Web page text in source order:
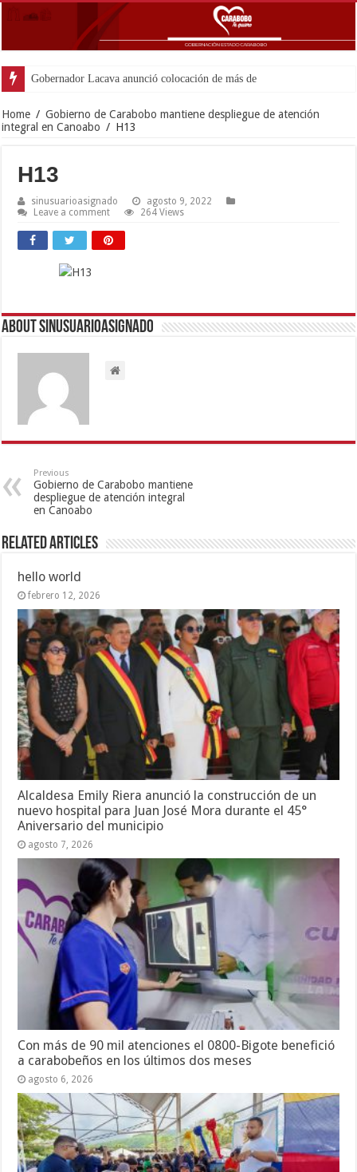
Gobernador Lacava anunció colocación de más de mil 500 tonela
Home / Gobierno de Carabobo mantiene despliegue de atención
integral en Canoabo / H13
H13
sinusuarioasignado
agosto 9, 2022
Leave a comment
264 Views
About sinusuarioasignado
Previous
Gobierno de Carabobo mantiene
despliegue de atención integral
en Canoabo
Related Articles
hello world
febrero 12, 2026
Alcaldesa Emily Riera anunció la construcción de un
nuevo hospital para Juan José Mora durante el 45°
Aniversario del municipio
agosto 7, 2026
Con más de 90 mil atenciones el 0800-Bigote benefició
a carabobeños en los últimos dos meses
agosto 6, 2026